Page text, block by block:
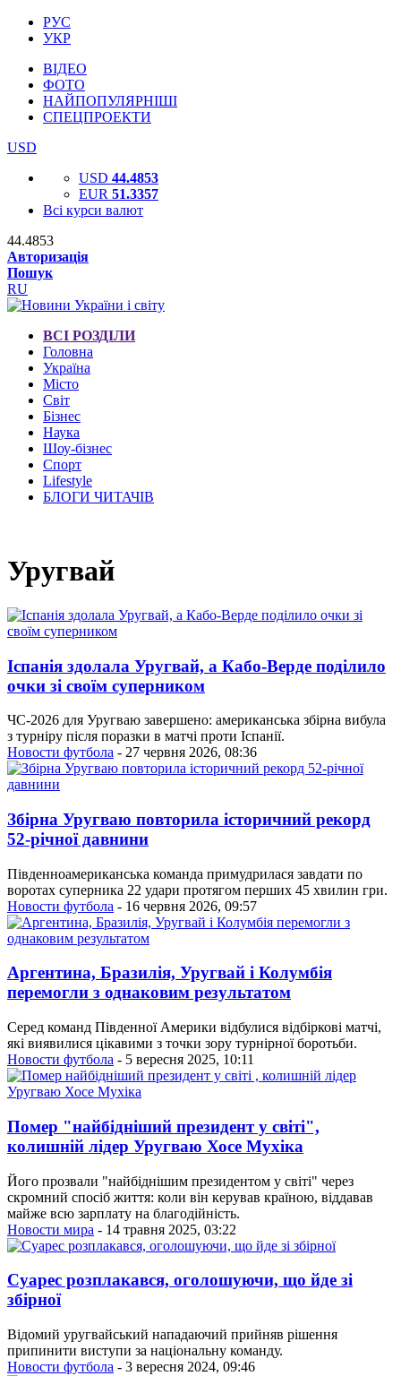
РУС
УКР
ВІДЕО
ФОТО
НАЙПОПУЛЯРНІШІ
СПЕЦПРОЕКТИ
USD
USD 44.4853
EUR 51.3357
Всі курси валют
44.4853
Авторизація
Пошук
RU
ВСІ РОЗДІЛИ
Головна
Україна
Місто
Світ
Бізнес
Наука
Шоу-бізнес
Спорт
Lifestyle
БЛОГИ ЧИТАЧІВ
Уругвай
Іспанія здолала Уругвай, а Кабо-Верде поділило
очки зі своїм суперником
ЧС-2026 для Уругваю завершено: американська збірна вибула
з турніру після поразки в матчі проти Іспанії.
Новости футбола - 27 червня 2026, 08:36
Збірна Уругваю повторила історичний рекорд
52-річної давнини
Південноамериканська команда примудрилася завдати по
воротах суперника 22 удари протягом перших 45 хвилин гри.
Новости футбола - 16 червня 2026, 09:57
Аргентина, Бразилія, Уругвай і Колумбія
перемогли з однаковим результатом
Серед команд Південної Америки відбулися відбіркові матчі,
які виявилися цікавими з точки зору турнірної боротьби.
Новости футбола - 5 вересня 2025, 10:11
Помер "найбідніший президент у світі",
колишній лідер Уругваю Хосе Мухіка
Його прозвали "найбіднішим президентом у світі" через
скромний спосіб життя: коли він керував країною, віддавав
майже всю зарплату на благодійність.
Новости мира - 14 травня 2025, 03:22
Суарес розплакався, оголошуючи, що йде зі
збірної
Відомий уругвайський нападаючий прийняв рішення
припинити виступи за національну команду.
Новости футбола - 3 вересня 2024, 09:46